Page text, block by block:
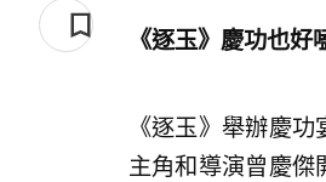
《逐玉》慶功也
《逐玉》舉辦慶
主角和導演曾慶傑